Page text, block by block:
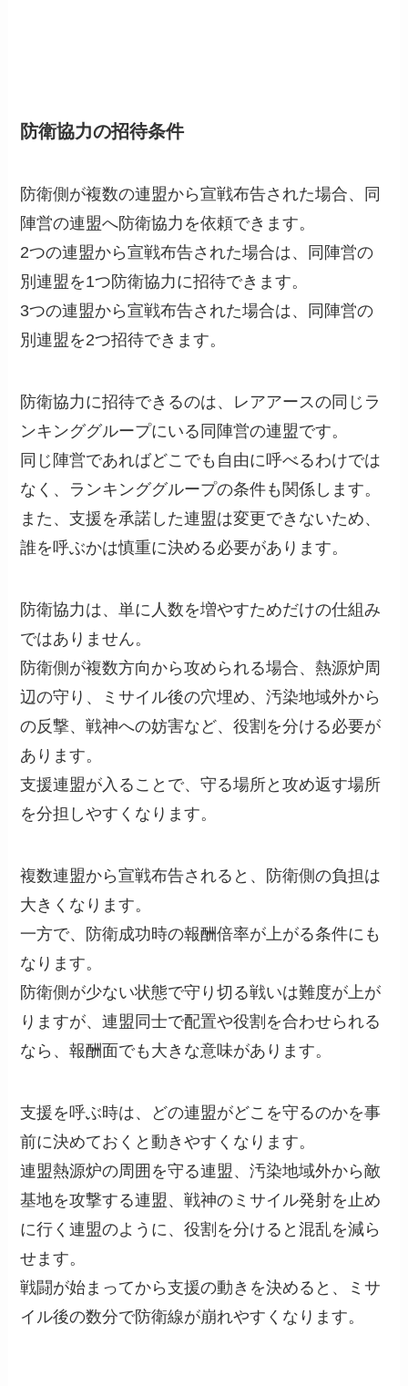
防衛協力の招待条件
防衛側が複数の連盟から宣戦布告された場合、同
陣営の連盟へ防衛協力を依頼できます。
2つの連盟から宣戦布告された場合は、同陣営の
別連盟を1つ防衛協力に招待できます。
3つの連盟から宣戦布告された場合は、同陣営の
別連盟を2つ招待できます。
防衛協力に招待できるのは、レアアースの同じラ
ンキンググループにいる同陣営の連盟です。
同じ陣営であればどこでも自由に呼べるわけでは
なく、ランキンググループの条件も関係します。
また、支援を承諾した連盟は変更できないため、
誰を呼ぶかは慎重に決める必要があります。
防衛協力は、単に人数を増やすためだけの仕組み
ではありません。
防衛側が複数方向から攻められる場合、熱源炉周
辺の守り、ミサイル後の穴埋め、汚染地域外から
の反撃、戦神への妨害など、役割を分ける必要が
あります。
支援連盟が入ることで、守る場所と攻め返す場所
を分担しやすくなります。
複数連盟から宣戦布告されると、防衛側の負担は
大きくなります。
一方で、防衛成功時の報酬倍率が上がる条件にも
なります。
防衛側が少ない状態で守り切る戦いは難度が上が
りますが、連盟同士で配置や役割を合わせられる
なら、報酬面でも大きな意味があります。
支援を呼ぶ時は、どの連盟がどこを守るのかを事
前に決めておくと動きやすくなります。
連盟熱源炉の周囲を守る連盟、汚染地域外から敵
基地を攻撃する連盟、戦神のミサイル発射を止め
に行く連盟のように、役割を分けると混乱を減ら
せます。
戦闘が始まってから支援の動きを決めると、ミサ
イル後の数分で防衛線が崩れやすくなります。